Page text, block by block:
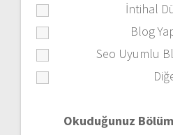
İntihal
Blog
Seo Uyumlu
Okuduğunuz